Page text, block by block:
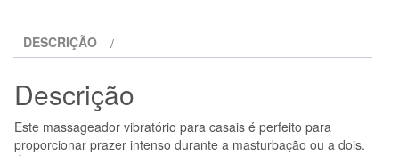
VIBRADOR
CASAIS
DESCRIÇÃO
Descrição
Este massageador vibratório para casais é perfeito para
proporcionar prazer intenso durante a masturbação ou a dois.